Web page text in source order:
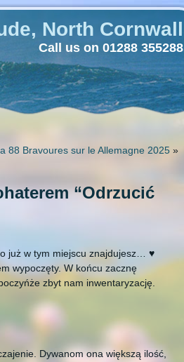
North Cornwall
Call us on 01288 355288
88 Bravoures sur le Allemagne 2025 »
“Odrzucić
już w tym miejscu znajdujesz… ♥
wypoczęty. W końcu zacznę
zbyt nam inwentaryzację.
Dywanom ona większą ilość,